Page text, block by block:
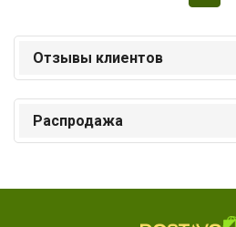
Отзывы клиентов
Распродажа